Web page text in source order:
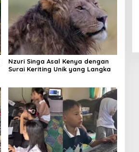
Nzuri Singa Asal Kenya dengan
Surai Keriting Unik yang Langka